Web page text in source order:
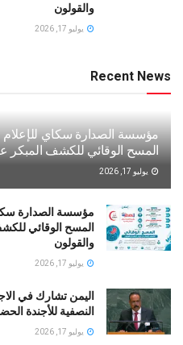
والقولون
يوليو 17, 2026
Recent News
مؤسسة الصدارة سكاي للإعلام
المسح الوقائي للكشف المبكر
يوليو 17, 2026
مؤسسة الصدارة
المسح الوقائي
والقولون
يوليو 17, 2026
اليمن تشارك في
النصفية للأجندة
يوليو 17, 2026